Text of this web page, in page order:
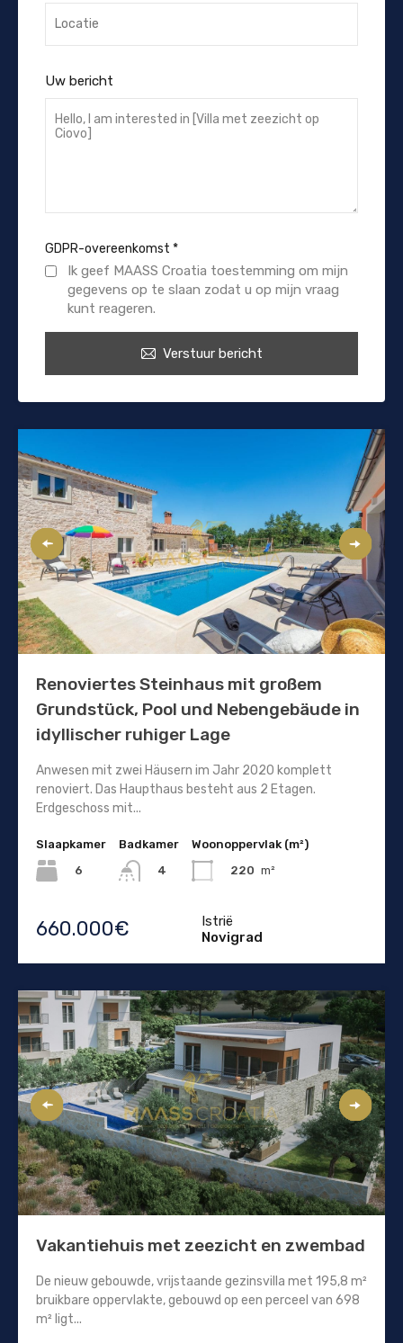
Uw bericht
GDPR-overeenkomst *
Ik geef MAASS Croatia toestemming om mijn
gegevens op te slaan zodat u op mijn vraag
kunt reageren.
Verstuur bericht
Renoviertes Steinhaus mit großem
Grundstück, Pool und Nebengebäude in
idyllischer ruhiger Lage
Anwesen mit zwei Häusern im Jahr 2020 komplett
renoviert. Das Haupthaus besteht aus 2 Etagen.
Erdgeschoss mit...
Slaapkamer
6
Badkamer
4
Woonoppervlak (m²)
220 m²
660.000€
Istrië
Novigrad
Vakantiehuis met zeezicht en zwembad
De nieuw gebouwde, vrijstaande gezinsvilla met 195,8 m²
bruikbare oppervlakte, gebouwd op een perceel van 698
m² ligt...